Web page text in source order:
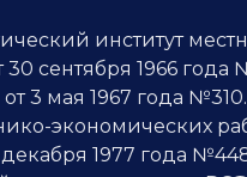
институт
сентября 1966
3 мая 1967 года
экономических
1977 года